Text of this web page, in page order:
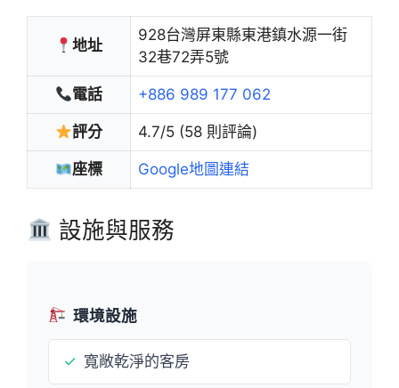
地址
928台灣屏東縣東港鎮水源一街
32巷72弄5號
電話 +886 989 177 062
評分 4.7/5 (58 則評論)
座標 Google地圖連結
設施與服務
環境設施
✓ 寬敞乾淨的客房